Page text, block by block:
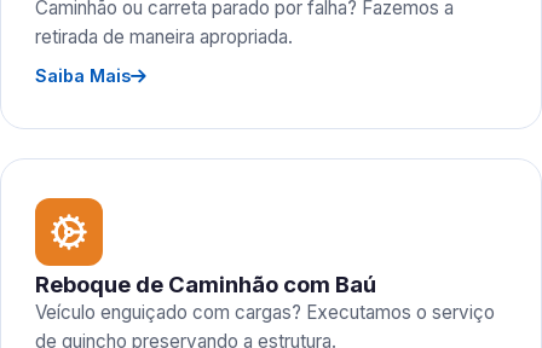
Caminhão ou carreta parado por falha? Fazemos a
retirada de maneira apropriada.
Saiba Mais
Reboque de Caminhão com Baú
Veículo enguiçado com cargas? Executamos o serviço
de guincho preservando a estrutura.